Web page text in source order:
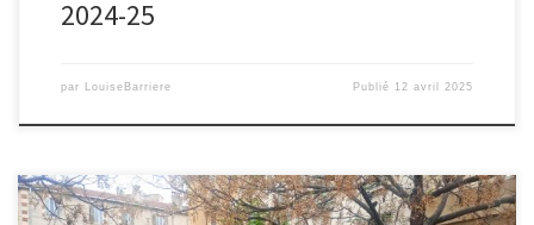
2024-25
par LouiseBarriere Publié 12 avril 2025